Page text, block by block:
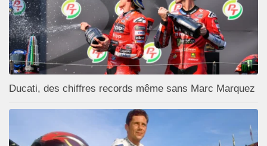
Ducati, des chiffres records même sans Marc Marquez